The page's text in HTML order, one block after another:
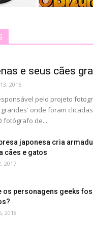
e seus cães
2016
pelo projeto
onde foram
fotógrafo de...
japonesa cria
cães e gatos
2017
os personagens geeks
2018